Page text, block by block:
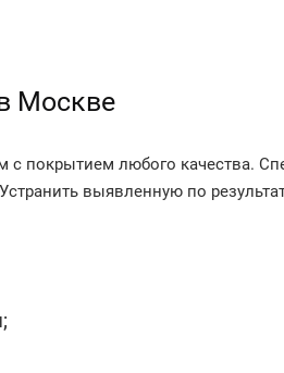
Москве
покрытием любого качества.
выявленную по